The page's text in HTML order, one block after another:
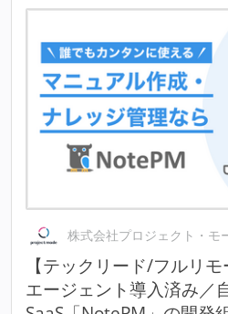
株式会社プロジェクト・モ
【テックリード/フルリ
エージェント導入済み／